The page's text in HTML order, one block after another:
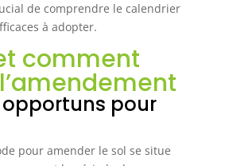
de comprendre le calendrier
à adopter.
comment
pour
pour amender le sol se situe